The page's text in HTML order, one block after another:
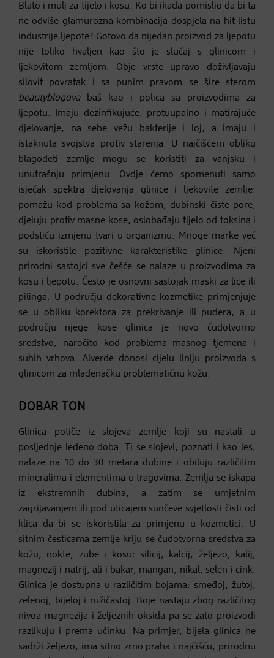
Blato i mulj za tijelo i kosu. Ko bi ikada pomislio da bi ta
ne odviše glamurozna kombinacija dospjela na hit listu
industrije ljepote? Gotovo da nijedan proizvod za ljepotu
nije toliko hvaljen kao što je slučaj s glinicom i
ljekovitom zemljom. Obje vrste upravo doživljavaju
silovit povratak i sa punim pravom se šire sferom
beautyblogova
baš kao i polica sa proizvodima za
ljepotu. Imaju dezinfikujuće, protuupalno i matirajuće
djelovanje, na sebe vežu bakterije i loj, a imaju i
istaknuta svojstva protiv starenja. U najčišćem obliku
blagodeti zemlje mogu se koristiti za vanjsku i
unutrašnju primjenu. Ovdje ćemo spomenuti samo
isječak spektra djelovanja glinice i ljekovite zemlje:
pomažu kod problema sa kožom, dubinski čiste pore,
djeluju protiv masne kose, oslobađaju tijelo od toksina i
podstiču izmjenu tvari u organizmu. Mnoge marke već
su iskoristile pozitivne karakteristike glinice. Njeni
prirodni sastojci sve češće se nalaze u proizvodima za
kosu i ljepotu. Često je osnovni sastojak maski za lice ili
pilinga. U području dekorativne kozmetike primjenjuje
se u obliku korektora za prekrivanje ili pudera, a u
području njege kose glinica je novo čudotvorno
sredstvo, naročito kod problema masnog tjemena i
suhih vrhova. Alverde donosi cijelu liniju proizvoda s
glinicom za mladenačku problematičnu kožu.
DOBAR TON
Glinica potiče iz slojeva zemlje koji su nastali u
posljednje ledeno doba. Ti se slojevi, poznati i kao les,
nalaze na 10 do 30 metara dubine i obiluju različitim
mineralima i elementima u tragovima. Zemlja se iskapa
iz ekstremnih dubina, a zatim se umjetnim
zagrijavanjem ili pod uticajem sunčeve svjetlosti čisti od
klica da bi se iskoristila za primjenu u kozmetici. U
sitnim česticama zemlje kriju se čudotvorna sredstva za
kožu, nokte, zube i kosu: silicij, kalcij, željezo, kalij,
magnezij i natrij, ali i bakar, mangan, nikal, selen i cink.
Glinica je dostupna u različitim bojama: smeđoj, žutoj,
zelenoj, bijeloj i ružičastoj. Boje nastaju zbog različitog
nivoa magnezija i željeznih oksida pa se zato proizvodi
razlikuju i prema učinku. Na primjer, bijela glinica ne
sadrži željezo, ima sitno zrno praha i najčišću, prirodnu